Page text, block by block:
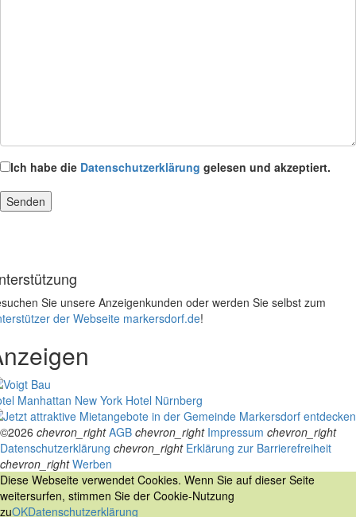
Ich habe die Datenschutzerklärung gelesen und akzeptiert.
Sie unsere Anzeigenkunden oder werden Sie selbst zum
der Webseite markersdorf.de!
Manhattan New York Hotel Nürnberg
©2026 chevron_right AGB chevron_right Impressum chevron_right
Datenschutzerklärung chevron_right Erklärung zur Barrierefreiheit
chevron_right Werben
Diese Webseite verwendet Cookies. Wenn Sie auf dieser Seite
weitersurfen, stimmen Sie der Cookie-Nutzung
zuOKDatenschutzerklärung